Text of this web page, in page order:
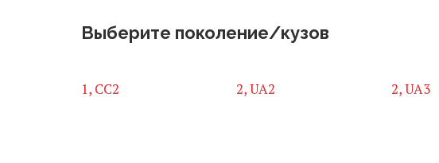
Выберите поколение/кузов
1, CC2 2, UA2 2, UA3